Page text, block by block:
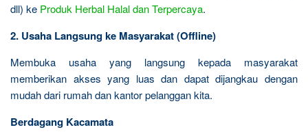
dll) ke Produk Herbal Halal dan Terpercaya.
2. Usaha Langsung ke Masyarakat (Offline)
Membuka usaha yang langsung kepada masyarakat
memberikan akses yang luas dan dapat dijangkau dengan
mudah dari rumah dan kantor pelanggan kita.
Berdagang Kacamata